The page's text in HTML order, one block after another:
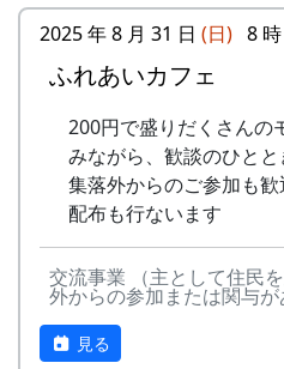
里山の自然と暮らしを守
ナー制度というのがありま
ある都会の若者が、棚田で
に管理してもらい、収穫を
姿を想像して詩を書きまし
⽇
14
静かに時は…
15
⽔と太陽の国で
16
収穫の秋に
17
棚⽥のステージへ
- アンジェラ
2
グリーンマウンテン
ボーイズ
-
グリーンマウンテン
ボーイズ
2025 年 8 月 31 日 (日) 8
ふれあいカフェ
200円で盛りだくさんの
みながら、歓談のひと
集落外からのご参加も
配布も行ないます
交流事業 （主として住民
外からの参加または関与が
見る